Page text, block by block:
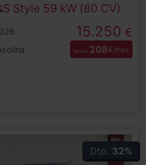
Style 59 kW (80 CV)
15.250 €
desde 208€/mes
Dto. 32%